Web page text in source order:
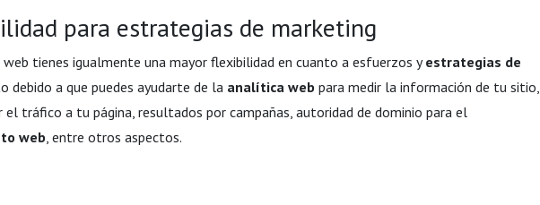
para estrategias de marketing
web tienes igualmente una mayor flexibilidad en cuanto a esfuerzos yestrategias de
debido a que puedes ayudarte de la analítica web para medir la información de tu sitio,
el tráfico a tu página, resultados por campañas, autoridad de dominio para el
web, entre otros aspectos.